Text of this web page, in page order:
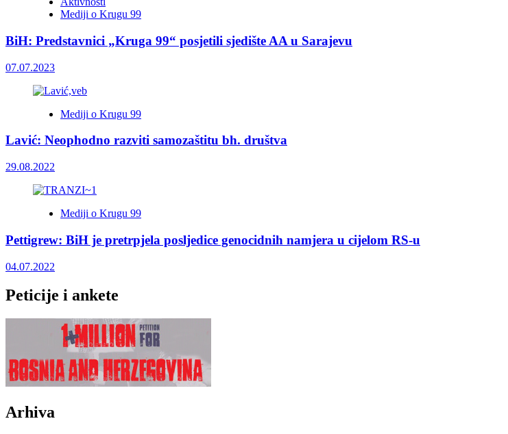
Mediji o Krugu 99
BiH: Predstavnici „Kruga 99“ posjetili sjedište AA u Sarajevu
07.07.2023
Mediji o Krugu 99
Lavić: Neophodno razviti samozaštitu bh. društva
29.08.2022
Mediji o Krugu 99
Pettigrew: BiH je pretrpjela posljedice genocidnih namjera u cijelom RS-u
04.07.2022
Peticije i ankete
Arhiva